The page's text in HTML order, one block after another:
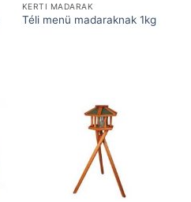
KERTI MADARAK
Téli menü madaraknak 1kg